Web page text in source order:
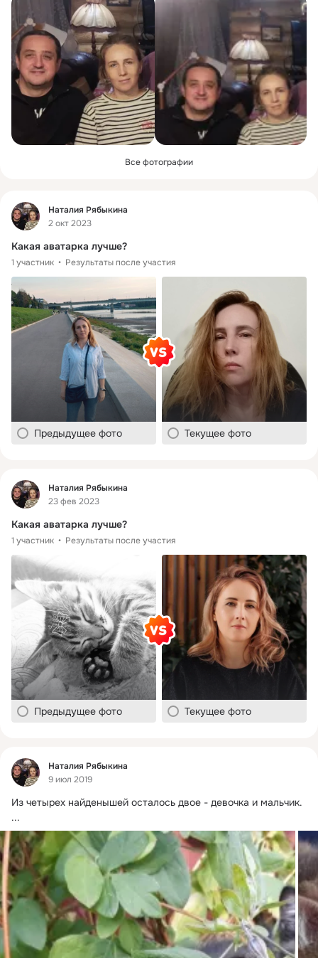
Все фотографии
Фид
Наталия Рябыкина
2 окт 2023
Какая аватарка лучше?
1 участник Результаты после участия
Предыдущее фото Текущее фото
Фид
Наталия Рябыкина
23 фев 2023
Какая аватарка лучше?
1 участник Результаты после участия
Предыдущее фото Текущее фото
Фид
Наталия Рябыкина
9 июл 2019
Из четырех найденышей осталось двое - девочка и мальчик.
...